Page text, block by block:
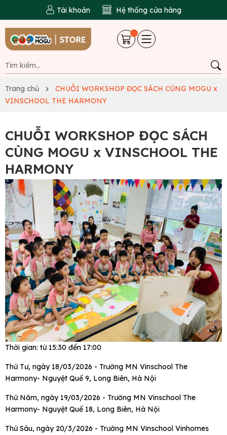
Tài khoản Hệ thống cửa hàng
Trang chủ
CHUỖI WORKSHOP ĐỌC SÁCH CÙNG MOGU x
VINSCHOOL THE HARMONY
CHUỖI WORKSHOP ĐỌC SÁCH
CÙNG MOGU x VINSCHOOL THE
HARMONY
Thời gian: từ 15:30 đến 17:00
Thứ Tư, ngày 18/03/2026 - Trường MN Vinschool The
Harmony- Nguyệt Quế 9, Long Biên, Hà Nội
Thứ Năm, ngày 19/03/2026 - Trường MN Vinschool The
Harmony- Nguyệt Quế 18, Long Biên, Hà Nội
Thứ Sáu, ngày 20/3/2026 - Trường MN Vinschool Vinhomes